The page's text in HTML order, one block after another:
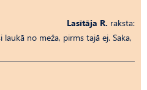
Lasītāja R. raksta:
no meža, pirms tajā ej. Saka,